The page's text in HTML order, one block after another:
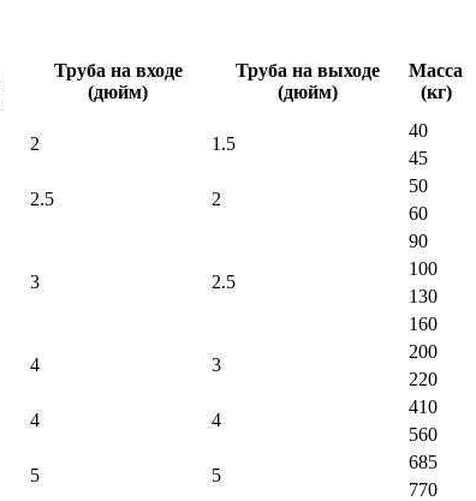
Труба на входе
(дюйм)
Труба на выходе
(дюйм)
Масса
(кг)
2 1.5
40
45
2.5 2
50
60
3
2.5
90
100
130
160
4 3
200
220
4 4
410
560
5 5
685
770